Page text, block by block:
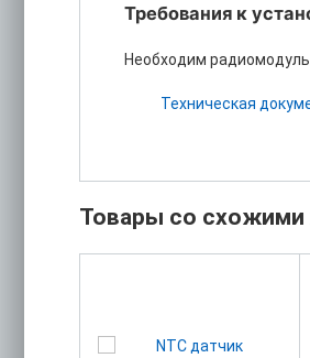
Требования к
Необходим
Техническая
Товары со схожими